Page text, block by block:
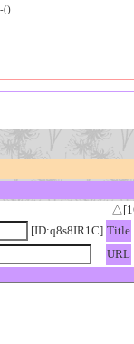
()
[ID:q8s8IR1C] Title
URL